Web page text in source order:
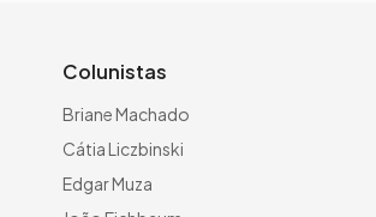
Colunistas
Briane Machado
Cátia Liczbinski
Edgar Muza